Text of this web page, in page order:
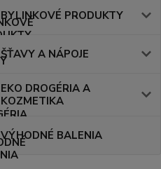
BYLINKOVÉ PRODUKTY
ŠŤAVY A NÁPOJE
EKO DROGÉRIA A
KOZMETIKA
VÝHODNÉ BALENIA